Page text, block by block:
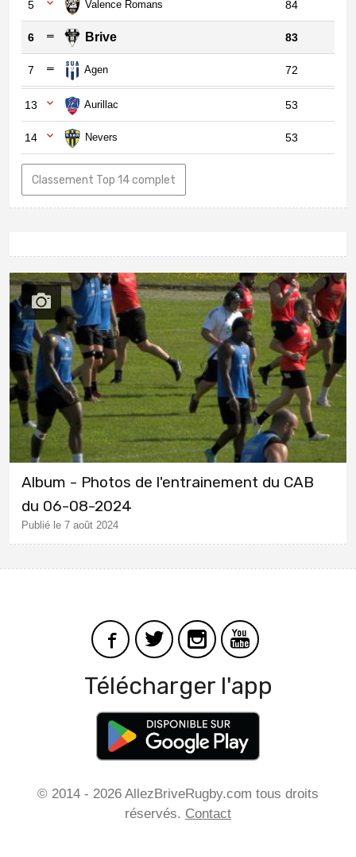
5 Valence Romans 84
6 Brive 83
7 Agen 72
13 Aurillac 53
14 Nevers 53
Classement Top 14 complet
Album - Photos de l'entrainement du CAB
du 06-08-2024
Publié le 7 août 2024
Télécharger l'app
© 2014 - 2026 AllezBriveRugby.com tous droits
réservés. Contact